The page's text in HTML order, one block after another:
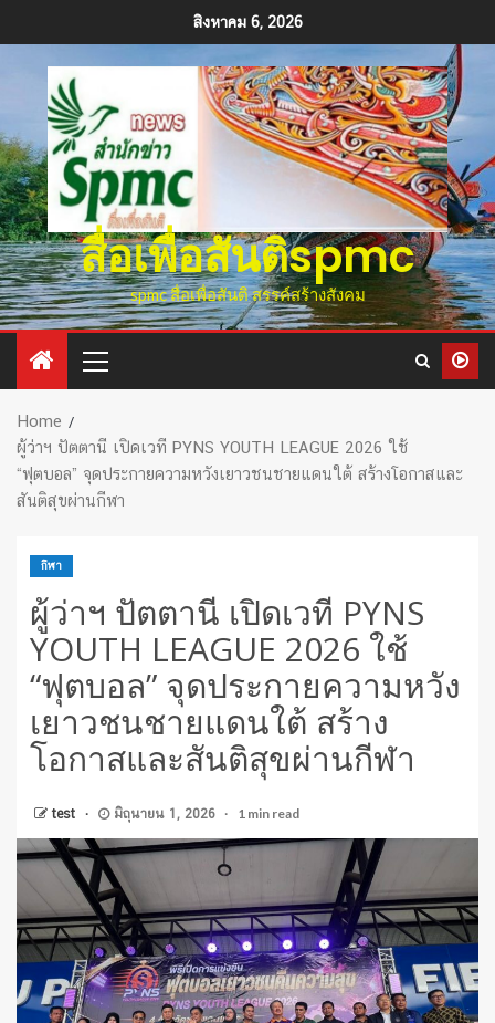
สิงหาคม 6, 2026
สื่อเพื่อสันติspmc
spmc สื่อเพื่อสันติ สรรค์สร้างสังคม
Home
ผู้ว่าฯ ปัตตานี เปิดเวที PYNS YOUTH LEAGUE 2026 ใช้
“ฟุตบอล” จุดประกายความหวังเยาวชนชายแดนใต้ สร้างโอกาสและ
สันติสุขผ่านกีฬา
กีฬา
ผู้ว่าฯ ปัตตานี เปิดเวที PYNS
YOUTH LEAGUE 2026 ใช้
“ฟุตบอล” จุดประกายความหวัง
เยาวชนชายแดนใต้ สร้าง
โอกาสและสันติสุขผ่านกีฬา
test มิถุนายน 1, 2026 1 min read